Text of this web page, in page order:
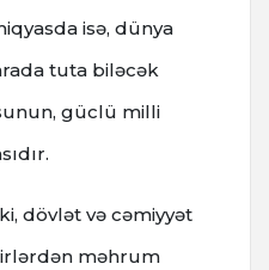
isə, dünya
tuta biləcək
güclü milli
dövlət və cəmiyyət
məhrum